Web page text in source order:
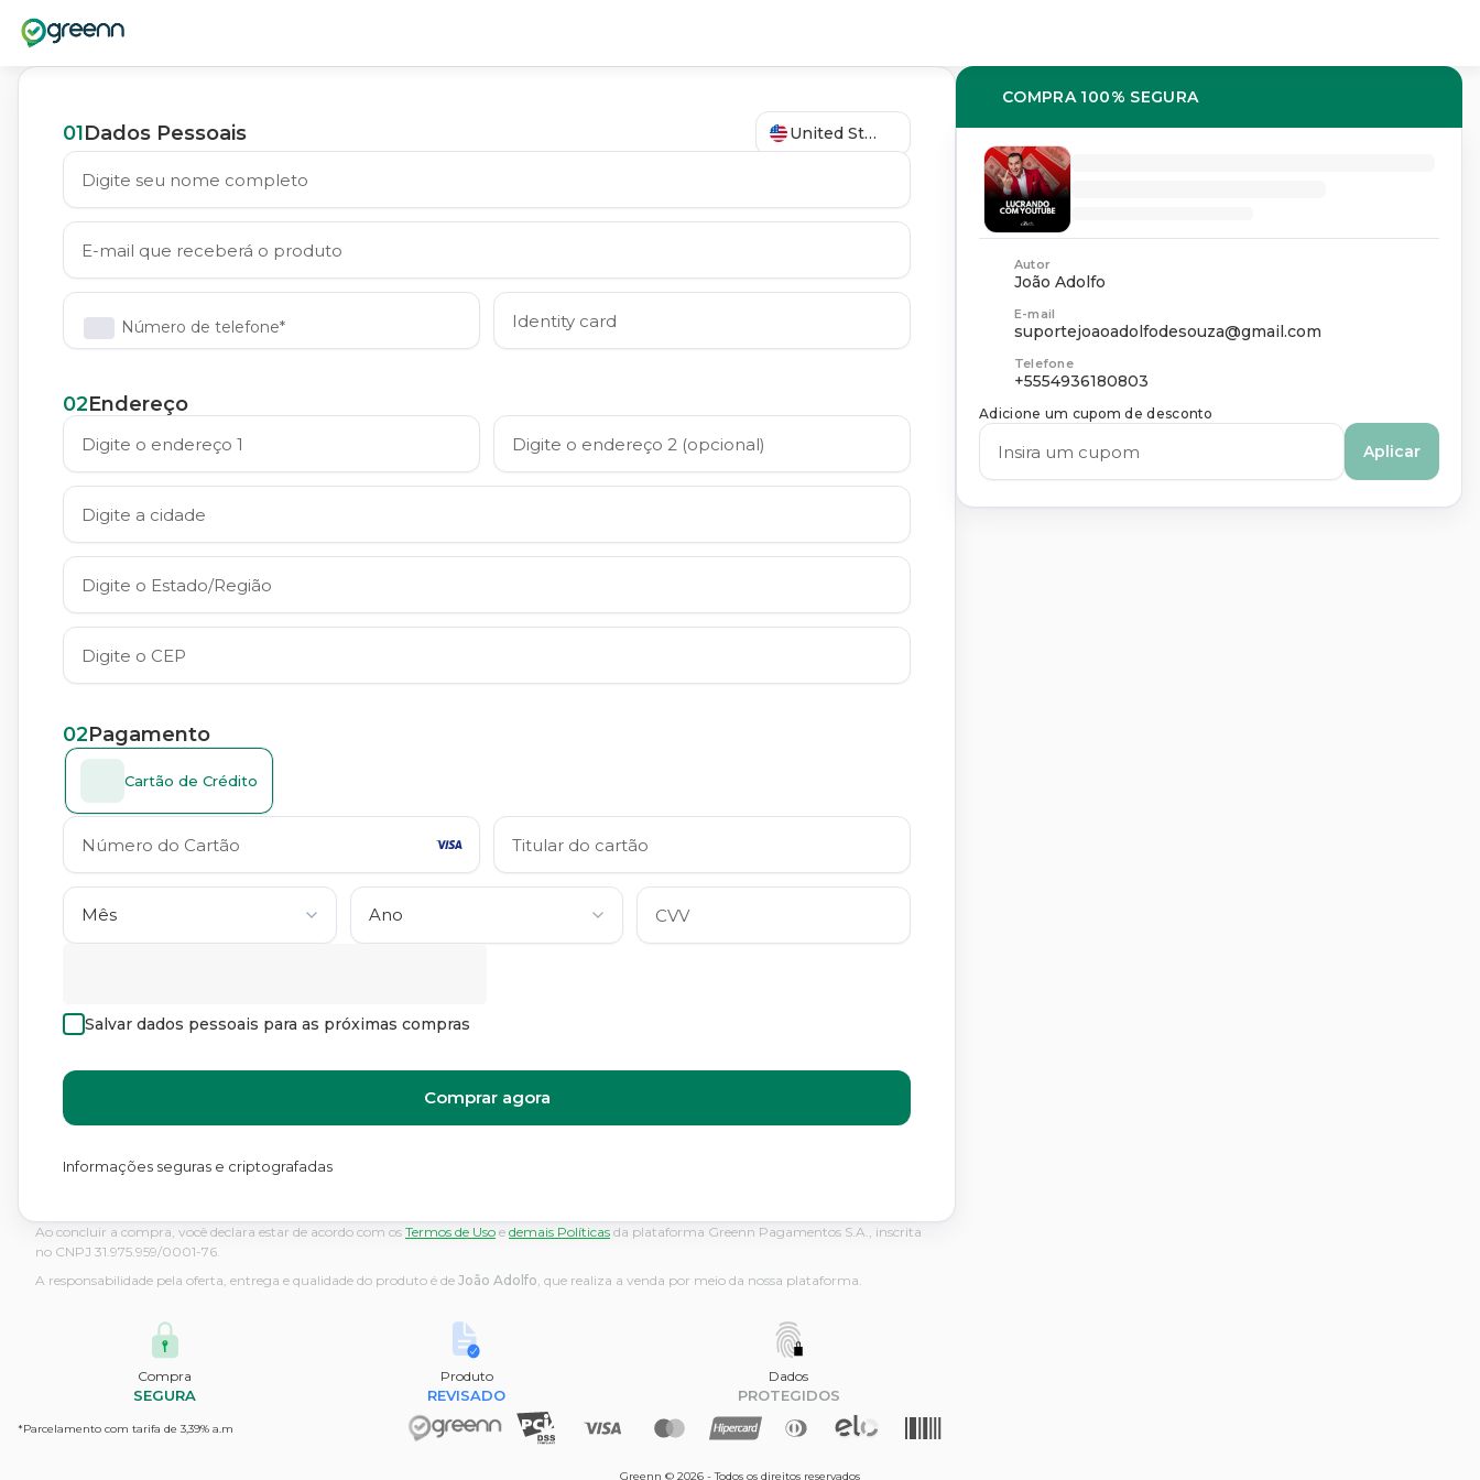
01Dados Pessoais United States
Número de telefone*
02Endereço
02Pagamento
Cartão de Crédito
Salvar dados pessoais para as próximas compras
Comprar agora
Informações seguras e criptografadas
Ao concluir a compra, você declara estar de acordo com os Termos de Uso e demais Políticas da plataforma Greenn Pagamentos S.A., inscrita
no CNPJ 31.975.959/0001-76.
A responsabilidade pela oferta, entrega e qualidade do produto é de João Adolfo, que realiza a venda por meio da nossa plataforma.
Compra
SEGURA
Produto
REVISADO
Dados
PROTEGIDOS
*Parcelamento com tarifa de 3,39% a.m
COMPRA 100% SEGURA
Autor
João Adolfo
E-mail
suportejoaoadolfodesouza@gmail.com
Telefone
+5554936180803
Adicione um cupom de desconto
Aplicar
Greenn © 2026 - Todos os direitos reservados